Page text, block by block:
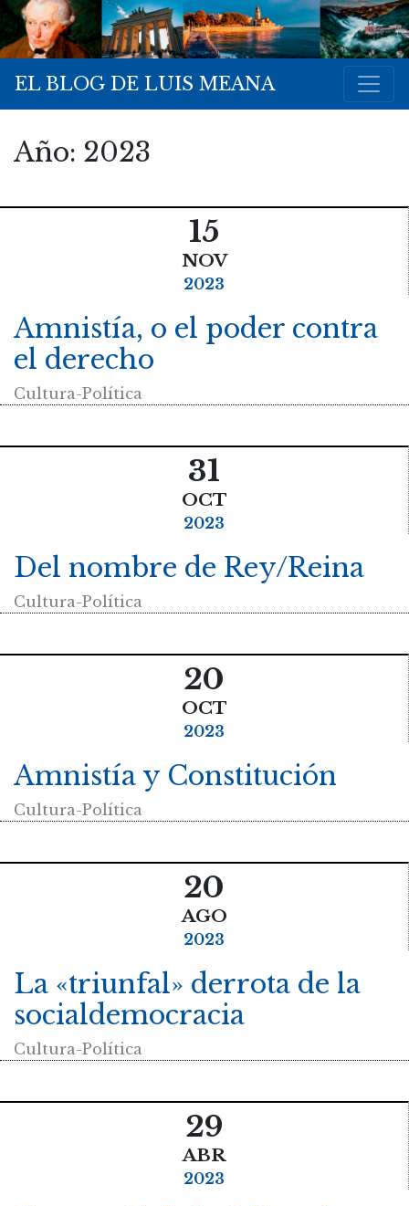
EL BLOG DE LUIS MEANA
Año: 2023
15
NOV
2023
Amnistía, o el poder contra
el derecho
Cultura-Política
31
OCT
2023
Del nombre de Rey/Reina
Cultura-Política
20
OCT
2023
Amnistía y Constitución
Cultura-Política
20
AGO
2023
La «triunfal» derrota de la
socialdemocracia
Cultura-Política
29
ABR
2023